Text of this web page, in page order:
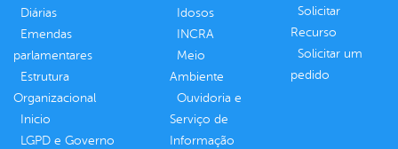
Diárias
Emendas
parlamentares
Estrutura
Organizacional
Inicio
LGPD e Governo
Idosos
INCRA
Meio
Ambiente
Ouvidoria e
Serviço de
Informação
Solicitar
Recurso
Solicitar um
pedido